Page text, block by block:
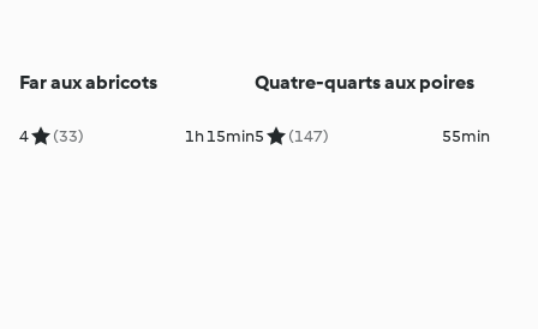
Far aux abricots
4 (33) 1h 15min
Quatre-quarts aux poires
5 (147) 55min